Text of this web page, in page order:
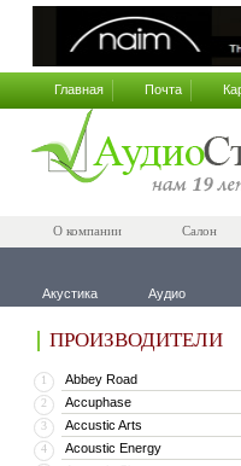
Главная Почта
О компании Салон
Акустика Аудио
ПРОИЗВОДИТЕЛИ
1 Abbey Road
2 Accuphase
3 Accustic Arts
4 Acoustic Energy